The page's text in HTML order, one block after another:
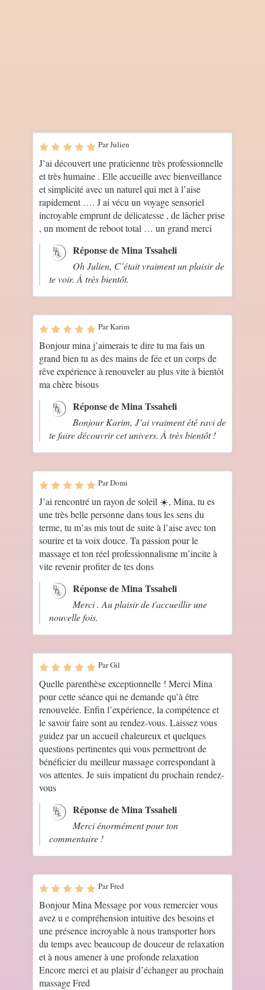
Par Julien
J’ai découvert une praticienne très professionnelle
et très humaine . Elle accueille avec bienveillance
et simplicité avec un naturel qui met à l’aise
rapidement …. J ai vécu un voyage sensoriel
incroyable emprunt de délicatesse , de lâcher prise
, un moment de reboot total … un grand merci
Réponse de Mina Tssaheli
Oh Julien, C’était vraiment un plaisir de
te voir. À très bientôt.
Par Karim
Bonjour mina j’aimerais te dire tu ma fais un
grand bien tu as des mains de fée et un corps de
rêve expérience à renouveler au plus vite à bientôt
ma chère bisous
Réponse de Mina Tssaheli
Bonjour Karim, J’ai vraiment été ravi de
te faire découvrir cet univers. À très bientôt !
Par Domi
J’ai rencontré un rayon de soleil ☀️, Mina, tu es
une très belle personne dans tous les sens du
terme, tu m’as mis tout de suite à l’aise avec ton
sourire et ta voix douce. Ta passion pour le
massage et ton réel professionnalisme m’incite à
vite revenir profiter de tes dons
Réponse de Mina Tssaheli
Merci . Au plaisir de t'accueillir une
nouvelle fois.
Par Gil
Quelle parenthèse exceptionnelle ! Merci Mina
pour cette séance qui ne demande qu’à être
renouvelée. Enfin l’expérience, la compétence et
le savoir faire sont au rendez-vous. Laissez vous
guidez par un accueil chaleureux et quelques
questions pertinentes qui vous permettront de
bénéficier du meilleur massage correspondant à
vos attentes. Je suis impatient du prochain rendez-
vous
Réponse de Mina Tssaheli
Merci énormément pour ton
commentaire !
Par Fred
Bonjour Mina Message por vous remercier vous
avez u e compréhension intuitive des besoins et
une présence incroyable à nous transporter hors
du temps avec beaucoup de douceur de relaxation
et à nous amener à une profonde relaxation
Encore merci et au plaisir d’échanger au prochain
massage Fred